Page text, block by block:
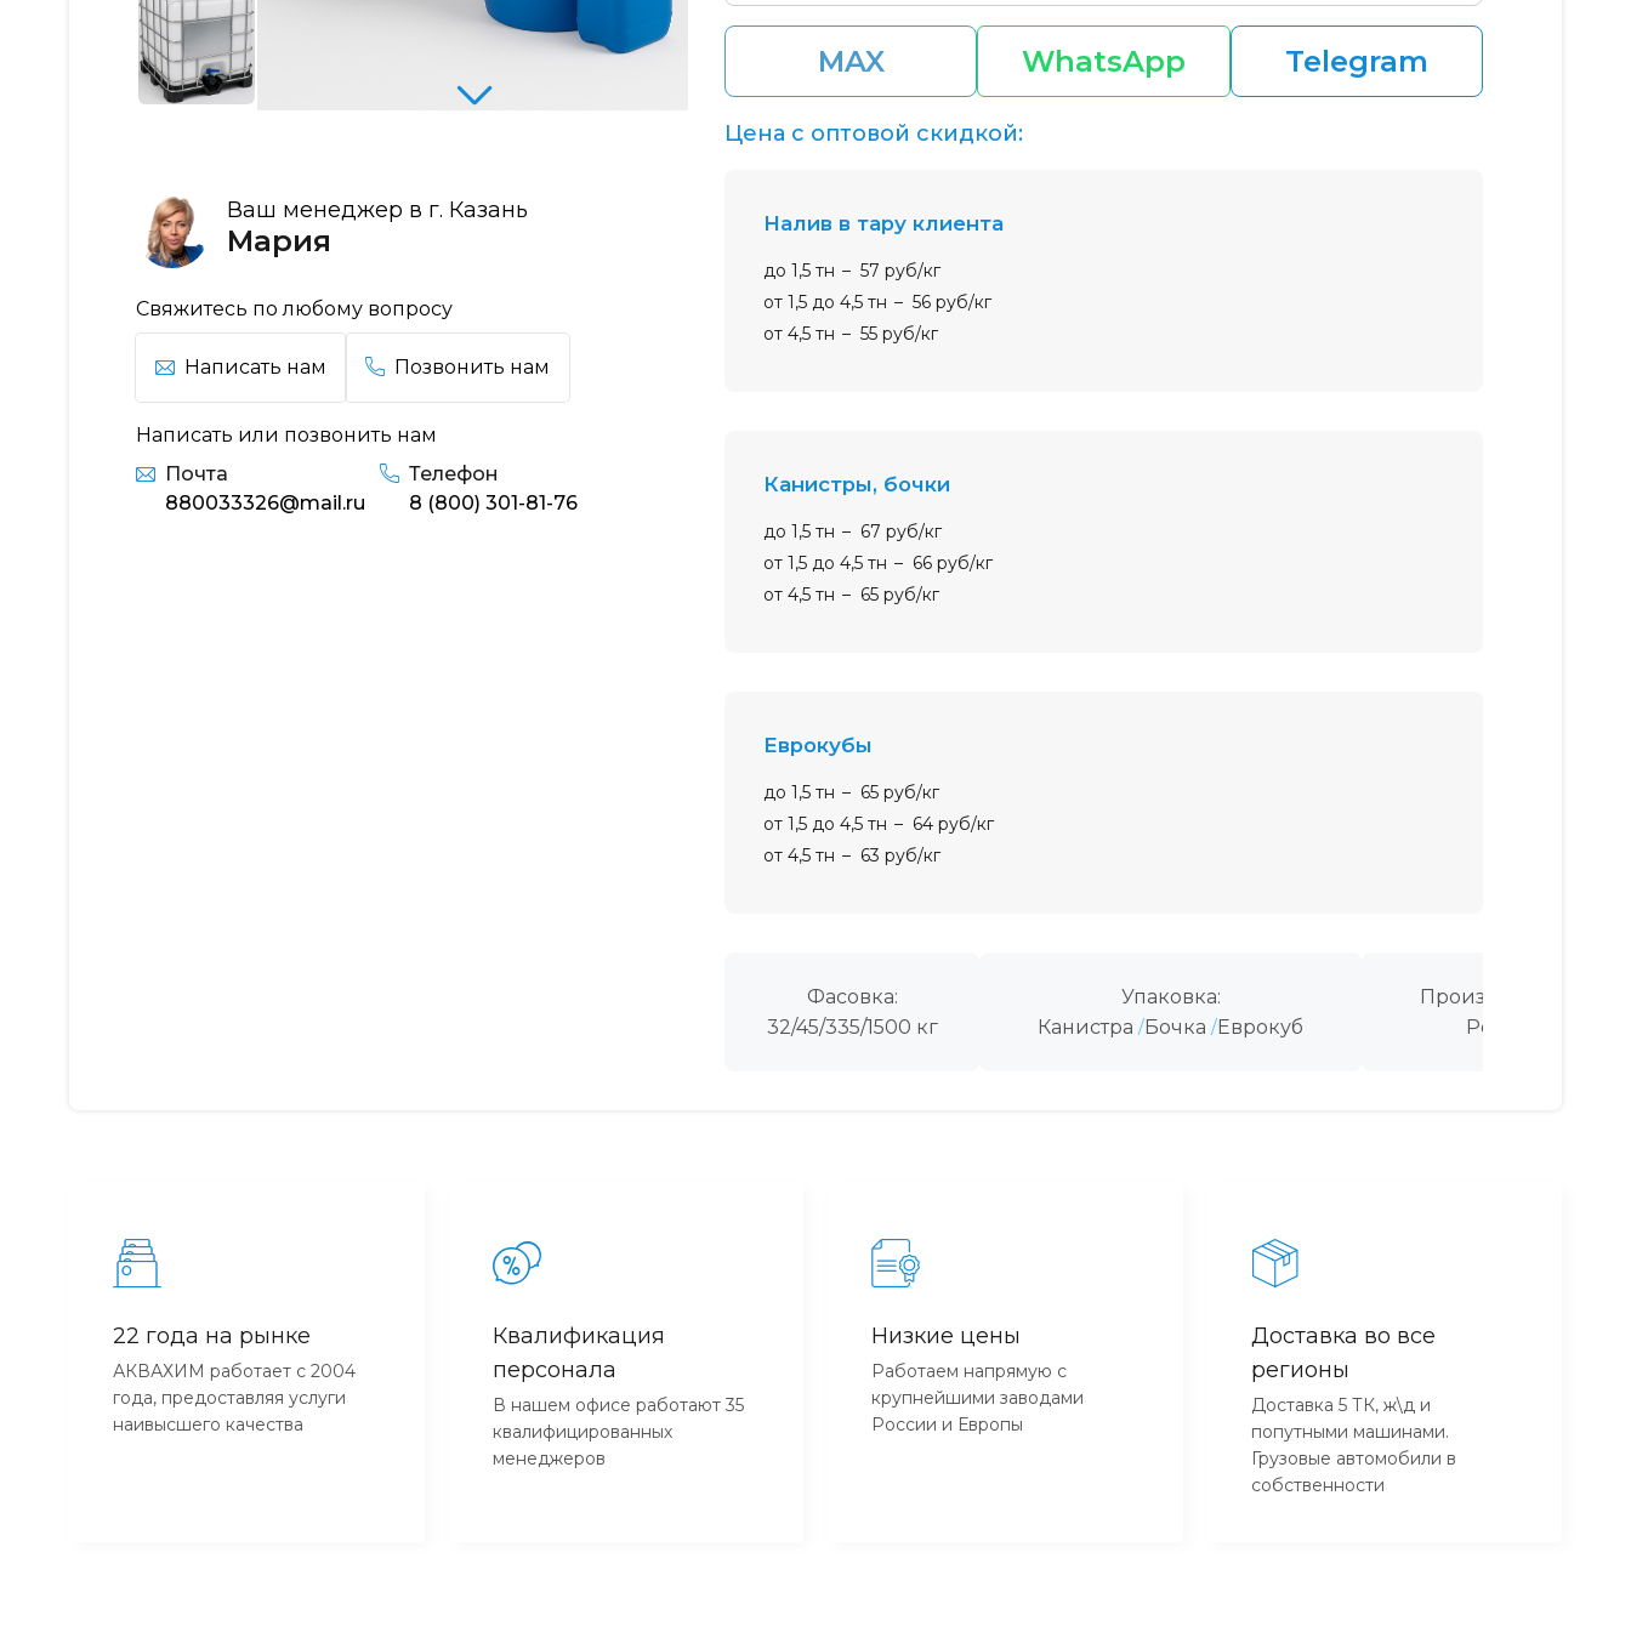
Ваш менеджер в г. Казань
Мария
Свяжитесь по любому вопросу
Написать нам Позвонить нам
Написать или позвонить нам
Почта
880033326@mail.ru
Телефон
8 (800) 301-81-76
MAX WhatsApp Telegram
Фасовка:
32/45/335/1500 кг
Упаковка:
Канистра Бочка Еврокуб
Производитель:
Россия
Цена с оптовой скидкой:
налив в тару клиента
до 1,5 тн
57 руб/кг
от 1,5 до 4,5 тн
56 руб/кг
от 4,5 тн
55 руб/кг
канистры, бочки
до 1,5 тн
67 руб/кг
от 1,5 до 4,5 тн
66 руб/кг
от 4,5 тн
65 руб/кг
еврокубы
до 1,5 тн
65 руб/кг
от 1,5 до 4,5 тн
64 руб/кг
от 4,5 тн
63 руб/кг
22 года на рынке
АКВАХИМ работает с 2004
года, предоставляя услуги
наивысшего качества
Квалификация
персонала
В нашем офисе работают 35
квалифицированных
менеджеров
Низкие цены
Работаем напрямую с
крупнейшими заводами
России и Европы
Доставка во все
регионы
Доставка 5 ТК, ж\д и
попутными машинами.
Грузовые автомобили в
собственности